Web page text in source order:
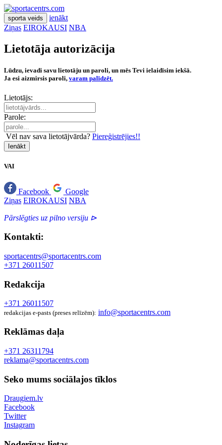
sporta veids
ienākt
Ziņas EIROKAUSI NBA
Lietotāja autorizācija
Lūdzu, ievadi savu lietotāju un paroli, un mēs Tevi ielaidīsim iekšā.
Ja esi aizmirsis paroli, varam palīdzēt.
Lietotājs:
Parole:
Vēl nav sava lietotājvārda? Piereģistrējies!!
Ienākt
VAI
Facebook
Google
Ziņas EIROKAUSI NBA
Pārslēgties uz pilno versiju ⊳
Kontakti:
sportacentrs@sportacentrs.com
+371 26011507
Redakcija
+371 26011507
redakcijas e-pasts (preses relīzēm): info@sportacentrs.com
Reklāmas daļa
+371 26311794
reklama@sportacentrs.com
Seko mums sociālajos tīklos
Draugiem.lv
Facebook
Twitter
Instagram